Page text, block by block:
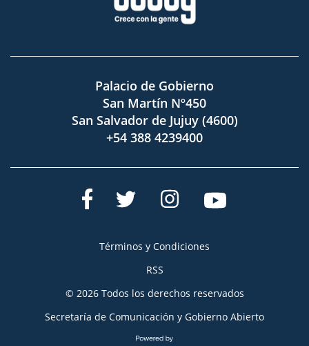
Palacio de Gobierno
San Martín Nº450
San Salvador de Jujuy (4600)
+54 388 4239400
Términos y Condiciones
RSS
© 2026 Todos los derechos reservados
Secretaría de Comunicación y Gobierno Abierto